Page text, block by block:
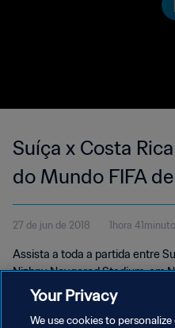
Suíça x Costa
do Mundo FIFA
Jogo Completo
27 de jun de 2018 1hora
Assista a toda a partida entre
Nizhny Novgorod Stadium, em
de 2018, quarta-feira.
Your Privacy
We use cookies to